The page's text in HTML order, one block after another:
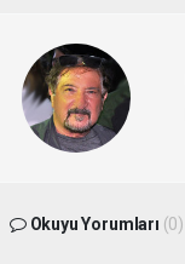
Okuyu Yorumları (0)